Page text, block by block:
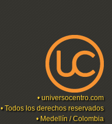
•universocentro.com
• Todos los derechos reservados
• Medellín / Colombia